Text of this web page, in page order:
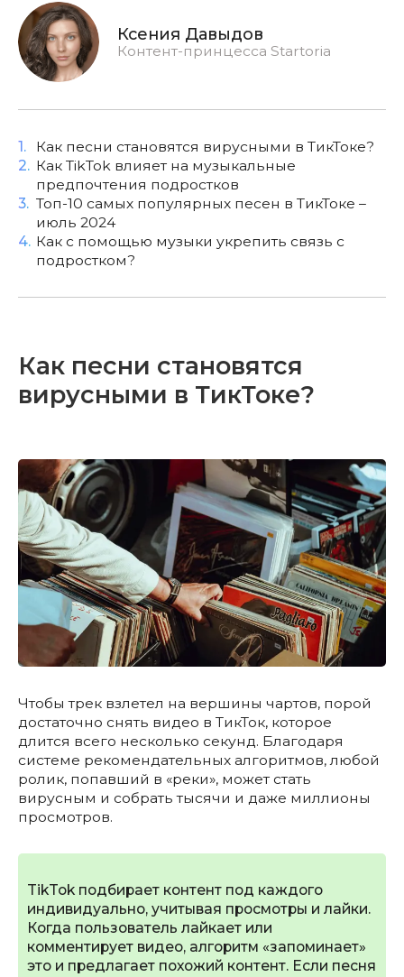
Ксения Давыдов
Контент-принцесса Startoria
1.
Как песни становятся вирусными в ТикТоке?
2. Как TikTok влияет на музыкальные
предпочтения подростков
3. Топ-10 самых популярных песен в ТикТоке –
июль 2024
4. Как с помощью музыки укрепить связь с
подростком?
Как песни становятся
вирусными в ТикТоке?
Чтобы трек взлетел на вершины чартов, порой
достаточно снять видео в ТикТок, которое
длится всего несколько секунд. Благодаря
системе рекомендательных алгоритмов, любой
ролик, попавший в «реки», может стать
вирусным и собрать тысячи и даже миллионы
просмотров.
TikTok подбирает контент под каждого
индивидуально, учитывая просмотры и лайки.
Когда пользователь лайкает или
комментирует видео, алгоритм «запоминает»
это и предлагает похожий контент. Если песня